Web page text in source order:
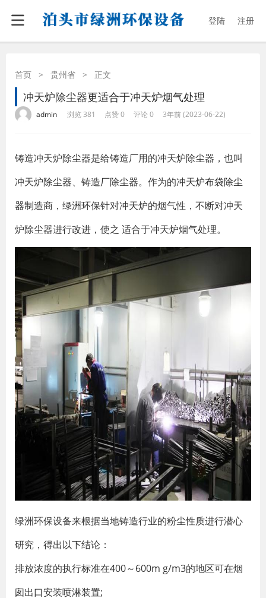
登陆 注册
首页 > 贵州省 > 正文
冲天炉除尘器更适合于冲天炉烟气处理
admin 浏览 381 点赞 0 评论 0 3年前 (2023-06-22)
铸造冲天炉除尘器是给铸造厂用的冲天炉除尘器，也叫
冲天炉除尘器、铸造厂除尘器。作为的冲天炉布袋除尘
器制造商，绿洲环保针对冲天炉的烟气性，不断对冲天
炉除尘器进行改进，使之 适合于冲天炉烟气处理。
绿洲环保设备来根据当地铸造行业的粉尘性质进行潜心
研究，得出以下结论：
排放浓度的执行标准在400～600m g/m3的地区可在烟
囱出口安装喷淋装置;